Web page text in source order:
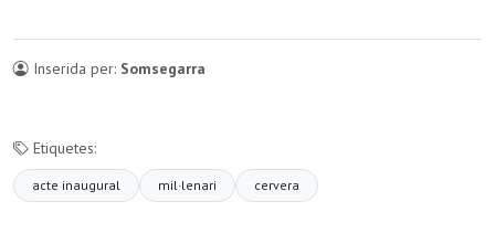
Inserida per: Somsegarra
Etiquetes:
acte inaugural mil·lenari cervera